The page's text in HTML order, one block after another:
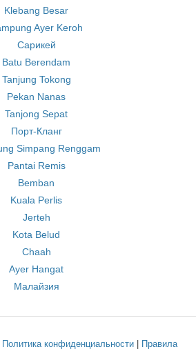
Klebang Besar
Ayer Keroh
Сарикей
Batu Berendam
Tanjung Tokong
Pekan Nanas
Tanjong Sepat
Порт-Кланг
Simpang Renggam
Pantai Remis
Bemban
Kuala Perlis
Jerteh
Kota Belud
Chaah
Ayer Hangat
Малайзия
Политика конфиденциальности Правила